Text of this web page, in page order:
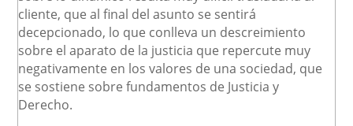
cliente, que al final del asunto se sentirá
decepcionado, lo que conlleva un descreimiento
sobre el aparato de la justicia que repercute muy
negativamente en los valores de una sociedad, que
se sostiene sobre fundamentos de Justicia y
Derecho.